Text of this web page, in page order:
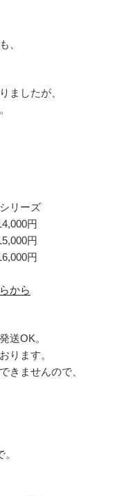
、
ましたが、
リーズ
円
円
円
から
送OK。
ります。
きませんので、